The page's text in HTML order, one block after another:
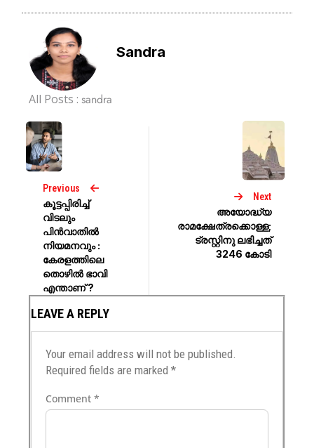
Sandra
All Posts :sandra
Previous
കൂട്ടപ്പിരിച്ച്
വിടലും
പിൻവാതിൽ
നിയമനവും :
കേരളത്തിലെ
തൊഴിൽ ഭാവി
എന്താണ് ?
Next
അയോദ്ധ്യ
രാമക്ഷേത്രക്കൊള്ള;
ട്രസ്റ്റിനു ലഭിച്ചത്
3246 കോടി
LEAVE A REPLY
Your email address will not be published.
Required fields are marked*
Comment*